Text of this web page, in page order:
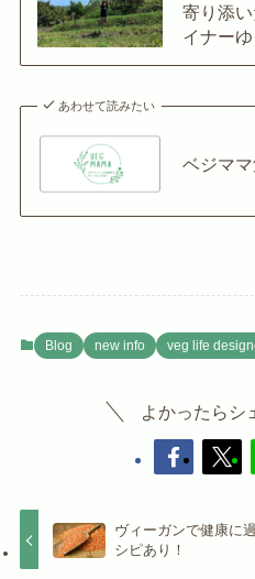
寄り添
イナー
あわせて読みたい
ベジマ
Blog new info veg life
よかったらシ
ヴィーガンで健康に
シピあり！